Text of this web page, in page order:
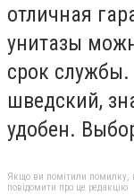
отличная
унитазы
срок службы.
шведский,
удобен.
Якщо ви помітили помилку,
повідомити про це редакцію